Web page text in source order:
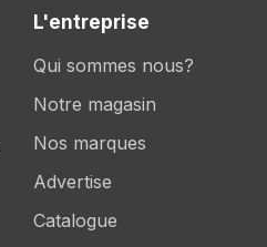
L'entreprise
Qui sommes nous?
Notre magasin
Nos marques
Advertise
Catalogue